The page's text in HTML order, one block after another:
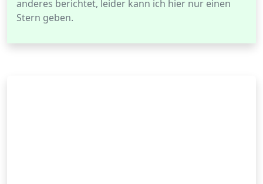
anderes berichtet, leider kann ich hier nur einen
Stern geben.